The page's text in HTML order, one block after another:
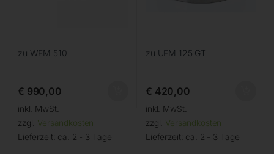
zu WFM 510
€ 990,00
inkl. MwSt.
zzgl. Versandkosten
Lieferzeit: ca. 2 - 3 Tage
zu UFM 125 GT
€ 420,00
inkl. MwSt.
zzgl. Versandkosten
Lieferzeit: ca. 2 - 3 Tage